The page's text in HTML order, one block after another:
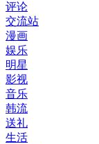
评论
交流站
漫画
娱乐
明星
影视
音乐
韩流
送礼
生活